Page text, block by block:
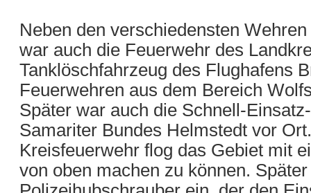
Neben den verschiedensten
war auch die Feuerwehr des
Tanklöschfahrzeug des Flughafens
Feuerwehren aus dem Bereich
Später war auch die Schnell-
Samariter Bundes Helmstedt vor
Kreisfeuerwehr flog das Gebiet mit
von oben machen zu können.